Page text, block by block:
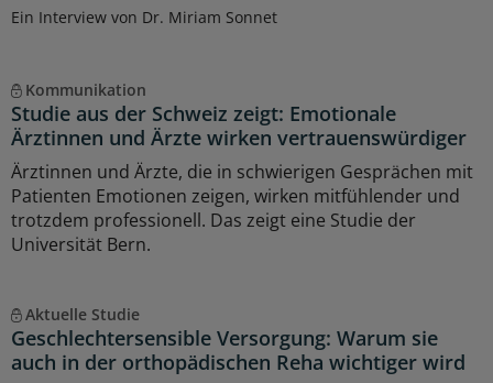
Ein Interview von Dr. Miriam Sonnet
Kommunikation
Studie aus der Schweiz zeigt: Emotionale
Ärztinnen und Ärzte wirken vertrauenswürdiger
Ärztinnen und Ärzte, die in schwierigen Gesprächen mit
Patienten Emotionen zeigen, wirken mitfühlender und
trotzdem professionell. Das zeigt eine Studie der
Universität Bern.
Aktuelle Studie
Geschlechtersensible Versorgung: Warum sie
auch in der orthopädischen Reha wichtiger wird